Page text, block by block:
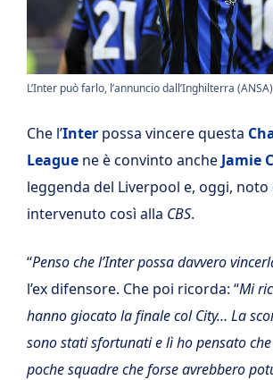
L’Inter può farlo, l’annuncio dall’Inghilterra
Che l’Inter possa vincere questa
League ne è convinto anche Jamie
leggenda del Liverpool e, oggi,
intervenuto così alla CBS.
“Penso che l’Inter possa davvero
l’ex difensore. Che poi ricorda: “Mi
hanno giocato la finale col City… La
sono stati sfortunati e lì ho pensato
poche squadre che forse avrebbero